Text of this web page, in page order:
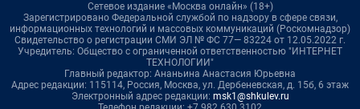
Сетевое издание «Москва онлайн» (18+)
Зарегистрировано Федеральной службой по надзору в сфере связи,
информационных технологий и массовых коммуникаций (Роскомнадзор)
Свидетельство о регистрации СМИ ЭЛ № ФС 77— 83224 от 12.05.2022 г.
Учредитель: Общество с ограниченной ответственностью "ИНТЕРНЕТ
ТЕХНОЛОГИИ"
Главный редактор: Ананьина Анастасия Юрьевна
Адрес редакции: 115114, Россия, Москва, ул. Дербеневская, д. 15б, 6 этаж
Электронный адрес редакции: msk1@shkulev.ru